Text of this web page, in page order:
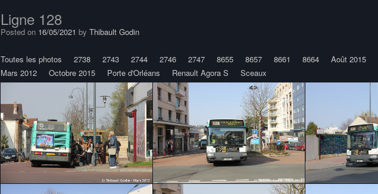
Ligne 128
Posted on 16/05/2021 by Thibault Godin
Toutes les photos 2738 2743 2744 2746 2747 8655 8657 8661 8664 Août 2015
Mars 2012
Octobre 2015 Porte d'Orléans Renault Agora S Sceaux